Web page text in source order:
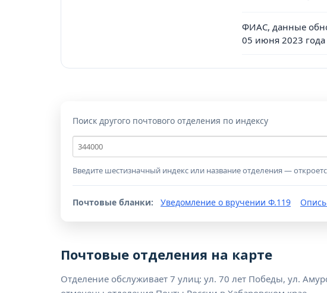
ФИАС, данные
05 июня 2023 года
Поиск другого почтового отделения по индексу
Почтовый
индекс
Введите шестизначный индекс или название отделения —
Почтовые бланки: Уведомление о вручении Ф.119
Почтовые отделения на карте
Отделение обслуживает 7 улиц: ул. 70 лет Победы, ул.